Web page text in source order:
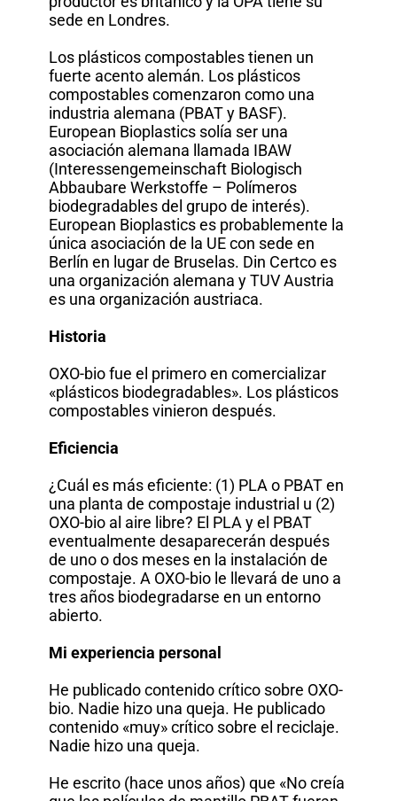
sede en Londres.
Los plásticos compostables tienen un
fuerte acento alemán. Los plásticos
compostables comenzaron como una
industria alemana (PBAT y BASF).
European Bioplastics solía ser una
asociación alemana llamada IBAW
(Interessengemeinschaft Biologisch
Abbaubare Werkstoffe – Polímeros
biodegradables del grupo de interés).
European Bioplastics es probablemente la
única asociación de la UE con sede en
Berlín en lugar de Bruselas. Din Certco es
una organización alemana y TUV Austria
es una organización austriaca.
Historia
OXO-bio fue el primero en comercializar
«plásticos biodegradables». Los plásticos
compostables vinieron después.
Eficiencia
¿Cuál es más eficiente: (1) PLA o PBAT en
una planta de compostaje industrial u (2)
OXO-bio al aire libre? El PLA y el PBAT
eventualmente desaparecerán después
de uno o dos meses en la instalación de
compostaje. A OXO-bio le llevará de uno a
tres años biodegradarse en un entorno
abierto.
Mi experiencia personal
He publicado contenido crítico sobre OXO-
bio. Nadie hizo una queja. He publicado
contenido «muy» crítico sobre el reciclaje.
Nadie hizo una queja.
He escrito (hace unos años) que «No creía